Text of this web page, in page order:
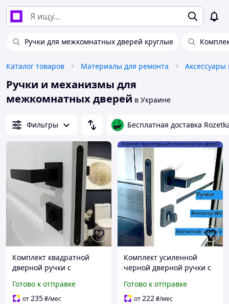
Ручки для межкомнатных дверей круглые
Каталог товаров Материалы для ремонта
Ручки и механизмы для
межкомнатных дверей в Украине
Фильтры Бесплатная доставка
Комплект квадратной
дверной ручки с
фиксатором WC TRION
FLASH 49 Black чёрный
Готово к отправке
от235₴/мес
Комплект усиленной
черной дверной ручки с
фиксатором WC TRION
CAPRI Z-74 Black
Готово к отправке
от222₴/мес